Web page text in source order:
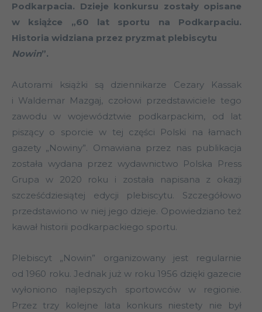
Podkarpacia. Dzieje konkursu zostały opisane
w książce „60 lat sportu na Podkarpaciu.
Historia widziana przez pryzmat plebiscytu
Nowin”.
Autorami książki są dziennikarze Cezary Kassak
i Waldemar Mazgaj, czołowi przedstawiciele tego
zawodu w województwie podkarpackim, od lat
piszący o sporcie w tej części Polski na łamach
gazety „Nowiny”. Omawiana przez nas publikacja
została wydana przez wydawnictwo Polska Press
Grupa w 2020 roku i została napisana z okazji
szcześćdziesiątej edycji plebiscytu. Szczegółowo
przedstawiono w niej jego dzieje. Opowiedziano też
kawał historii podkarpackiego sportu.
Plebiscyt „Nowin” organizowany jest regularnie
od 1960 roku. Jednak już w roku 1956 dzięki gazecie
wyłoniono najlepszych sportowców w regionie.
Przez trzy kolejne lata konkurs niestety nie był